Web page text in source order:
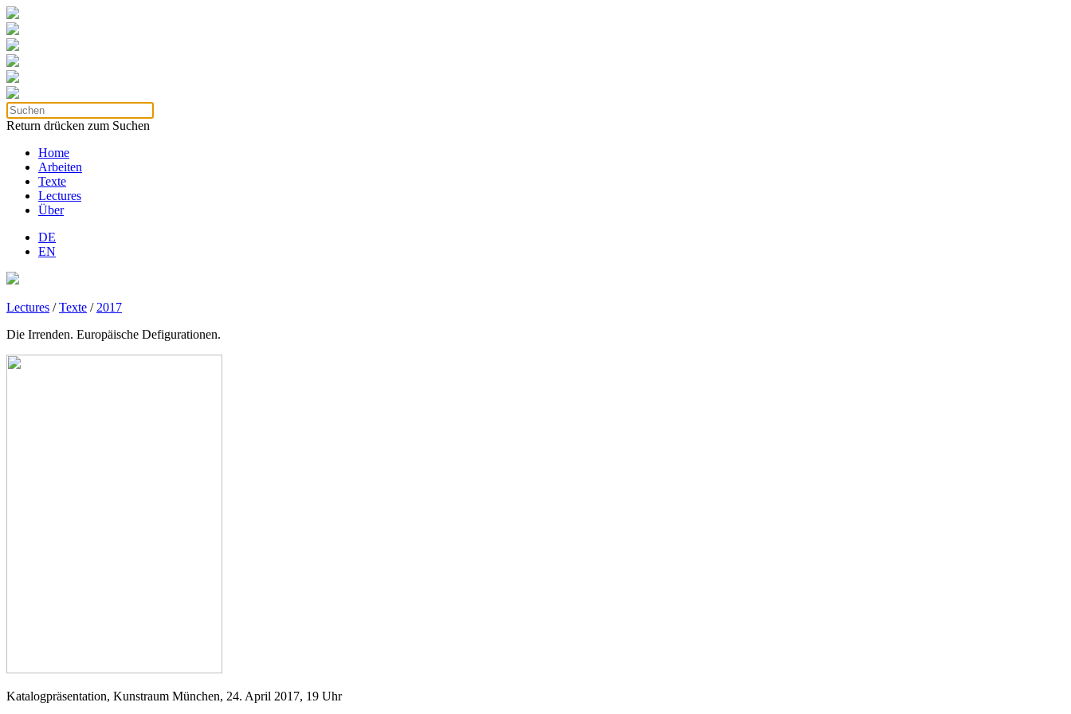
Return drücken zum Suchen
Home
Arbeiten
Texte
Lectures
Über
DE
EN
Lectures /Texte / 2017
Die Irrenden. Europäische Defigurationen.
Katalogpräsentation, Kunstraum München, 24. April 2017, 19 Uhr